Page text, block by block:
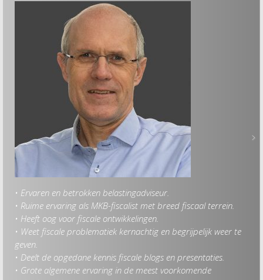
• Ervaren en betrokken belastingadviseur.
• Ruime ervaring als MKB-fiscalist met breed fiscaal terrein.
• Heeft oog voor fiscale ontwikkelingen.
• Weet fiscale problematiek kernachtig en begrijpelijk weer te
geven.
• Deelt de opgedane kennis fiscale blogs en presentaties.
• Grote algemene ervaring in de meest voorkomende
>